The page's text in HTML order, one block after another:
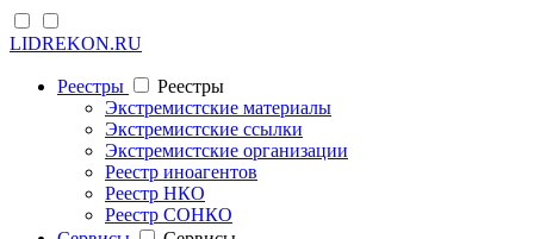
LIDREKON.RU
Реестры
Реестры
Экстремистские материалы
Экстремистские ссылки
Экстремистские организации
Реестр иноагентов
Реестр НКО
Реестр СОНКО